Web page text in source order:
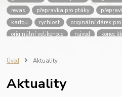
revas
přepravka pro ptáky
kartou
rychlost originální dárek pro
originální velikonoce
návod konec
fotografie do dřeva
dovolená
miminko
Úvod Aktuality
Aktuality